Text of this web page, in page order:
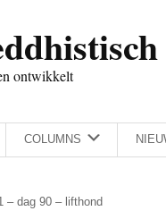
ontwikkelt
COLUMNS
– dag 90 – lifthond